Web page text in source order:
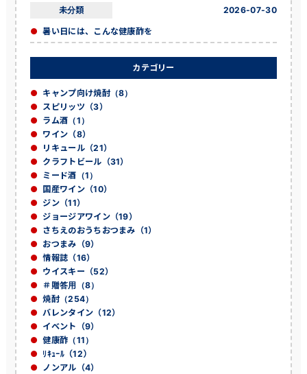
暑い日には、こんな健康酢を
未分類 2026-07-30
カテゴリー
キャンプ向け焼酎（8）
スピリッツ（3）
ラム酒（1）
ワイン（8）
リキュール（21）
クラフトビール（31）
ミード酒（1）
国産ワイン（10）
ジン（11）
ジョージアワイン（19）
さちえのおうちおつまみ（1）
おつまみ（9）
情報誌（16）
ウイスキー（52）
＃贈答用（8）
焼酎（254）
バレンタイン（12）
イベント（9）
健康酢（11）
ﾘｷｭｰﾙ（12）
ノンアル（4）